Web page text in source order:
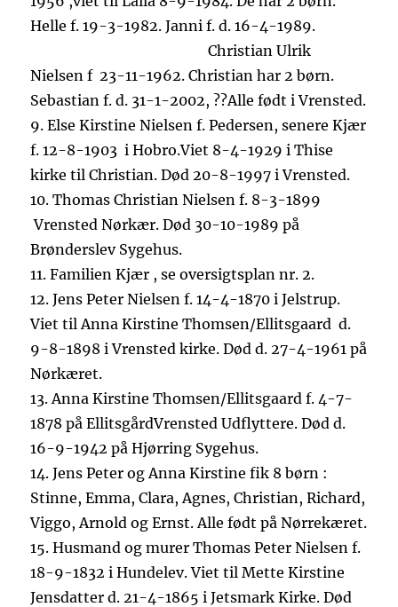
Helle f. 19-3-1982. Janni f. d. 16-4-1989.
Christian Ulrik
Nielsenf 23-11-1962.Christian har 2 børn.
Sebastian f. d. 31-1-2002, ??Alle født i Vrensted.
9.Else Kirstine Nielsen f. Pedersen, senereKjær
f. 12-8-1903 iHobro.Viet 8-4-1929 i Thise
kirke til Christian. Død 20-8-1997 i Vrensted.
10.Thomas Christian Nielsen f. 8-3-1899
Vrensted Nørkær. Død 30-10-1989 på
Brønderslev Sygehus.
11.FamilienKjær , se oversigtsplan nr. 2.
12.Jens Peter Nielsen f. 14-4-1870 i Jelstrup.
Viet til Anna Kirstine Thomsen/Ellitsgaard d.
9-8-1898 i Vrensted kirke.Død d. 27-4-1961 på
Nørkæret.
13.Anna Kirstine Thomsen/Ellitsgaard f. 4-7-
1878 påEllitsgårdVrensted Udflyttere. Død d.
16-9-1942 på Hjørring Sygehus.
14.Jens Peter og Anna Kirstine fik 8børn :
Stinne, Emma, Clara, Agnes, Christian, Richard,
Viggo, Arnold og Ernst. Alle født påNørrekæret.
15.Husmand og murer Thomas Peter Nielsen f.
18-9-1832 i Hundelev. Viet til Mette Kirstine
Jensdatter d. 21-4-1865 i Jetsmark Kirke. Død